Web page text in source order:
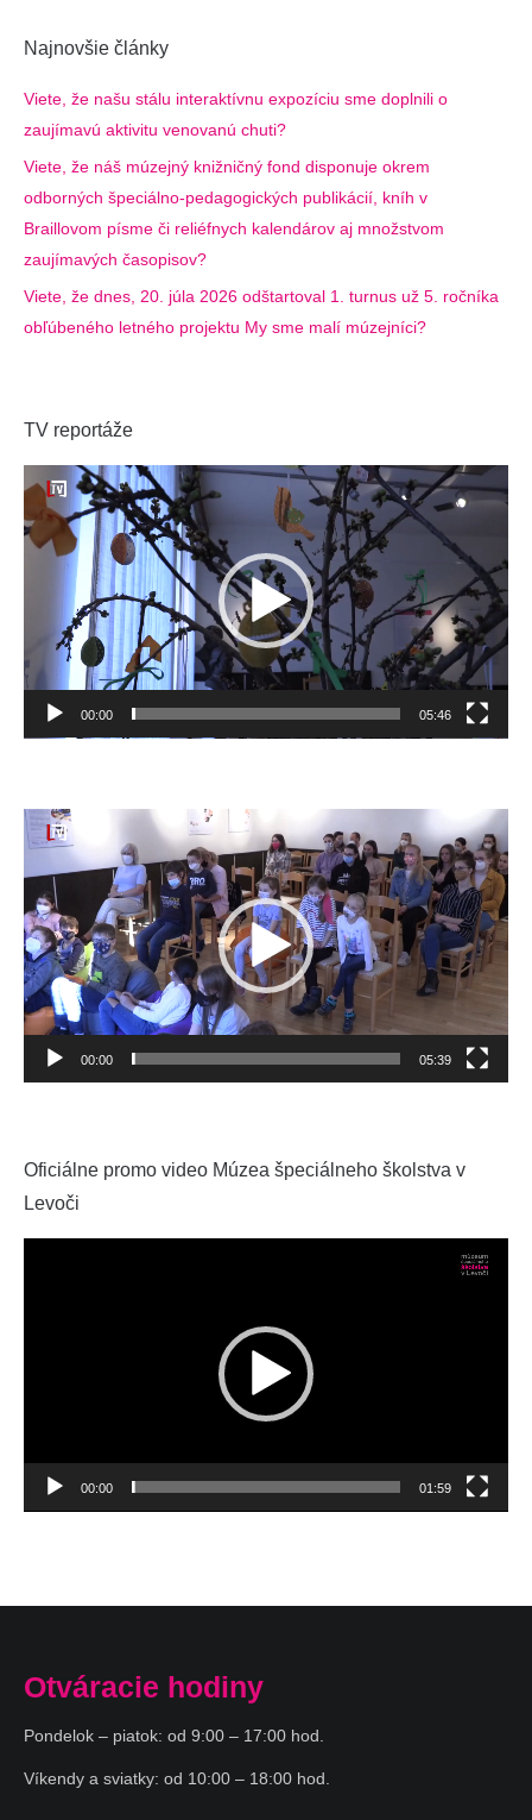
Najnovšie články
Viete, že našu stálu interaktívnu expozíciu sme doplnili o
zaujímavú aktivitu venovanú chuti?
Viete, že náš múzejný knižničný fond disponuje okrem
odborných špeciálno-pedagogických publikácií, kníh v
Braillovom písme či reliéfnych kalendárov aj množstvom
zaujímavých časopisov?
Viete, že dnes, 20. júla 2026 odštartoval 1. turnus už 5. ročníka
obľúbeného letného projektu My sme malí múzejníci?
TV reportáže
Video
prehrávač
00:00 05:46
Video
prehrávač
00:00 05:39
Oficiálne promo video Múzea špeciálneho školstva v
Levoči
00:00 01:59
Otváracie hodiny
Pondelok – piatok: od 9:00 – 17:00 hod.
Víkendy a sviatky: od 10:00 – 18:00 hod.